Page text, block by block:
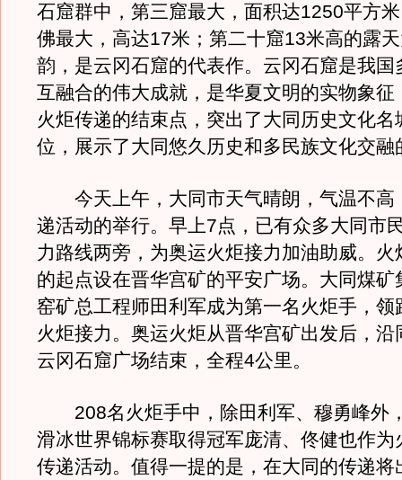
石窟群中，第三窟最大，面积达1250平方
佛最大，高达17米；第二十窟13米高的露
韵，是云冈石窟的代表作。云冈石窟是我国
互融合的伟大成就，是华夏文明的实物象征
火炬传递的结束点，突出了大同历史文化名
位，展示了大同悠久历史和多民族文化交融
今天上午，大同市天气晴朗，气温不高
递活动的举行。早上7点，已有众多大同市
力路线两旁，为奥运火炬接力加油助威。火
的起点设在晋华宫矿的平安广场。大同煤矿
窑矿总工程师田利军成为第一名火炬手，领
火炬接力。奥运火炬从晋华宫矿出发后，沿
云冈石窟广场结束，全程4公里。
208名火炬手中，除田利军、穆勇峰外
滑冰世界锦标赛取得冠军庞清、佟健也作为
传递活动。值得一提的是，在大同的传递将